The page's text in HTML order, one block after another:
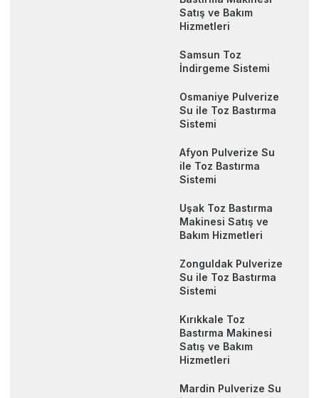
Satış ve Bakım
Hizmetleri
Samsun Toz
İndirgeme Sistemi
Osmaniye Pulverize
Su ile Toz Bastırma
Sistemi
Afyon Pulverize Su
ile Toz Bastırma
Sistemi
Uşak Toz Bastırma
Makinesi Satış ve
Bakım Hizmetleri
Zonguldak Pulverize
Su ile Toz Bastırma
Sistemi
Kırıkkale Toz
Bastırma Makinesi
Satış ve Bakım
Hizmetleri
Mardin Pulverize Su